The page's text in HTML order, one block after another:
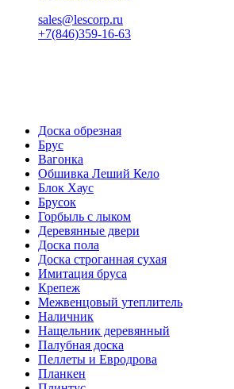
sales@lescorp.ru
+7(846)359-16-63
Доска обрезная
Брус
Вагонка
Обшивка Леший Кело
Блок Хаус
Брусок
Горбыль с лыком
Деревянные двери
Доска пола
Доска строганная сухая
Имитация бруса
Крепеж
Межвенцовый утеплитель
Наличник
Нащельник деревянный
Палубная доска
Пеллеты и Евродрова
Планкен